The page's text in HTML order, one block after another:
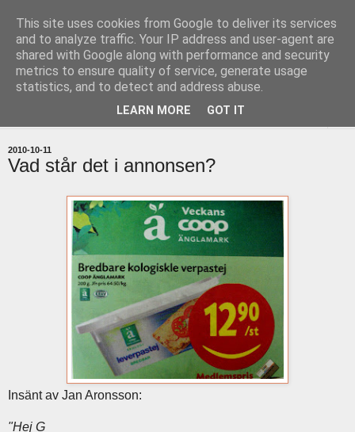
uddevallabloggen.se
med stort och smått från Uddevallas horisont
2010-10-11
Vad står det i annonsen?
Insänt av Jan Aronsson:
"Hej G
This site uses cookies from Google to deliver its services
and to analyze traffic. Your IP address and user-agent are
shared with Google along with performance and security
metrics to ensure quality of service, generate usage
statistics, and to detect and address abuse.
LEARN MORE GOT IT